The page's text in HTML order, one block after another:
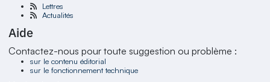
Lettres
Actualités
Aide
Contactez-nous pour toute suggestion ou problème :
sur le contenu éditorial
sur le fonctionnement technique